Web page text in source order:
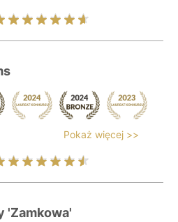
Pokaż więcej >>
'Zamkowa'